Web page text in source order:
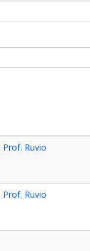
Ruvio
Ruvio